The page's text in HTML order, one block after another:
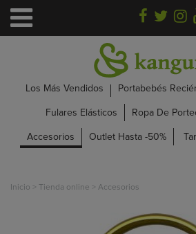
Los Más Vendidos Portabebés
Fulares Elásticos
Ropa De
Accesorios
Outlet Hasta -50%
Inicio > Tienda online > Accesorios